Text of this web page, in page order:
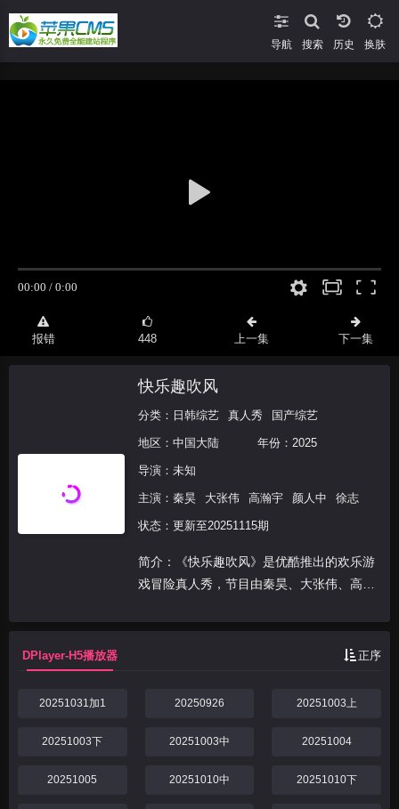
导航 搜索 换肤
报错 448 上一集 下一集
快乐趣吹风
分类： 日韩综艺 真人秀 国产综艺
地区： 中国大陆 年份： 2025
导演：未知
主演： 秦昊 大张伟 高瀚宇 颜人中 徐志
状态：更新至20251115期
简介：《快乐趣吹风》是优酷推出的欢乐游
戏冒险真人秀，节目由秦昊、大张伟、高瀚
风团”，展开以“减法挑战”为核心的游戏式旅
行。六位常驻嘉宾组成的“高能抽风团”，时
DPlayer-H5播放器 正序
20251031加1 20250926 20251003上
20251003下 20251003中 20251004
20251005 20251010中 20251010下